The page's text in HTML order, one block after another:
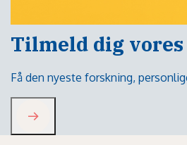
Tilmeld dig
Få den nyeste forskning,